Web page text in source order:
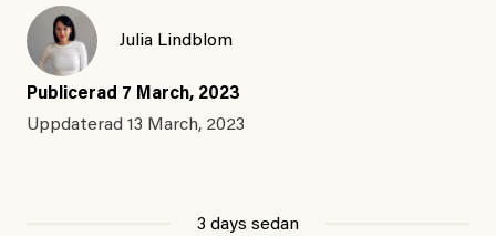
Julia Lindblom
Publicerad 7 March, 2023
Uppdaterad 13 March, 2023
3 days sedan